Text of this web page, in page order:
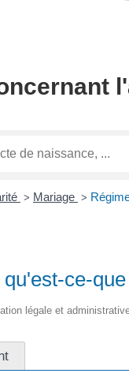
> Mariage >
ce-
légale et